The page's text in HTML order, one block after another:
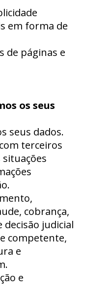
em forma de
de páginas e
os seus
seus dados.
terceiros
cobrança,
judicial
competente,
e
e